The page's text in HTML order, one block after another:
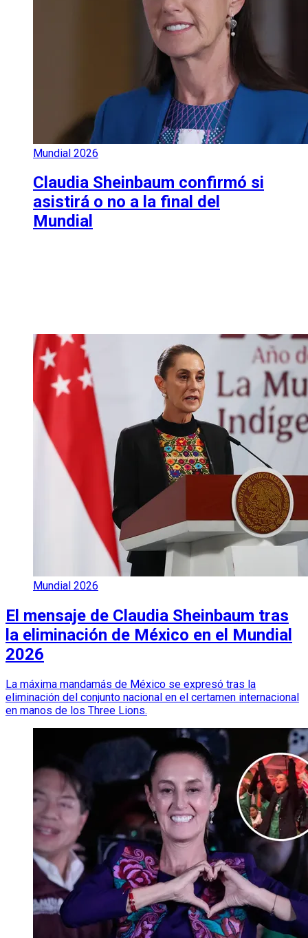
Mundial 2026
Claudia Sheinbaum confirmó si
asistirá o no a la final del
Mundial
Mundial 2026
El mensaje de Claudia Sheinbaum tras
la eliminación de México en el Mundial
2026
La máxima mandamás de México se expresó tras la
eliminación del conjunto nacional en el certamen internacional
en manos de los Three Lions.